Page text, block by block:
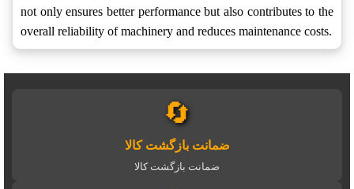
not only ensures better performance but also contributes to the
overall reliability of machinery and reduces maintenance costs.
🔄
ضمانت بازگشت کالا
ضمانت بازگشت کالا